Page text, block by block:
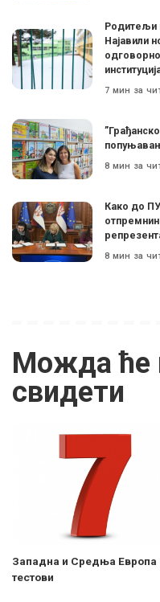
Родитељи
Најавили
7 мин за
8 мин за
Како до
8 мин за
Можда ће
свидети
Западна и Средња Европа
тестови